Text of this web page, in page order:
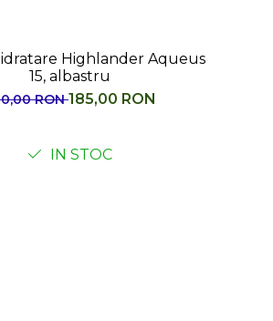
Sac de dormit Highlander Kids
Creature 300, Rosu Ladybug
227,00 RON
IN STOC